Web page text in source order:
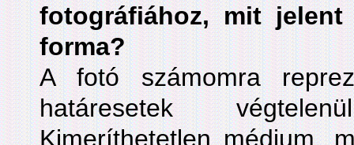
fotográfiához, mit
forma?
A fotó számomra
határesetek
Kimeríthetetlen médium,